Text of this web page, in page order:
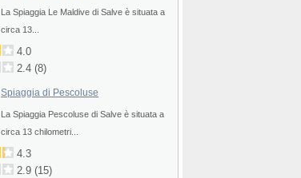
La Spiaggia Le Maldive di Salve è situata a
circa 13...
4.0
2.4 (8)
Spiaggia di Pescoluse
La Spiaggia Pescoluse di Salve è situata a
circa 13 chilometri...
4.3
2.9 (15)